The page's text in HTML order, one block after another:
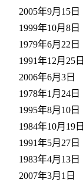
2005年9月15日
1999年10月8日
1979年6月22日
1991年12月25日
2006年6月3日
1978年1月24日
1995年8月10日
1984年10月19日
1991年5月27日
1983年4月13日
2007年3月1日